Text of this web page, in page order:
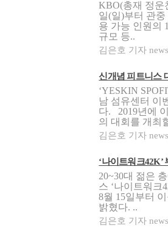
KBO(총재 정운
일(일)부터 관
용 가능 인원의
규모 등..
김은호 기자
신개념 피트니스
‘YESKIN
남 섬유센터 이
다. 2019년에
의 대회를 개최
김은호 기자
‘나이트워크42K’
20~30대 젊은
스 ‘나이트워
8월 15일부터
밝혔다. ..
김은호 기자